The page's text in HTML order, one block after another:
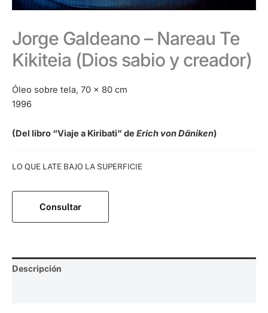
Jorge Galdeano – Nareau Te
Kikiteia (Dios sabio y creador)
Óleo sobre tela, 70 x 80 cm
1996
(Del libro “Viaje a Kiribati” de Erich von Däniken)
LO QUE LATE BAJO LA SUPERFICIE
Consultar
Descripción